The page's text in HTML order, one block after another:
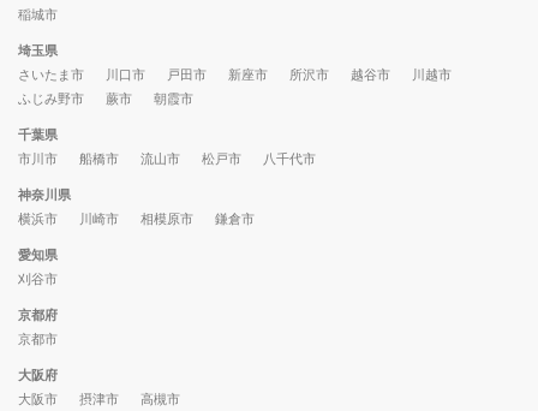
稲城市
埼玉県
さいたま市
川口市 戸田市 新座市 所沢市 越谷市
川越市
ふじみ野市
蕨市 朝霞市
千葉県
市川市
船橋市 流山市 松戸市 八千代市
神奈川県
横浜市
川崎市 相模原市 鎌倉市
愛知県
刈谷市
京都府
京都市
大阪府
大阪市
摂津市 高槻市